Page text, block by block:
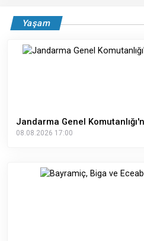
Yaşam
Jandarma Genel
08.08.2026 17:00